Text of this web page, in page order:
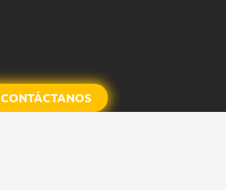
CONTÁCTANOS